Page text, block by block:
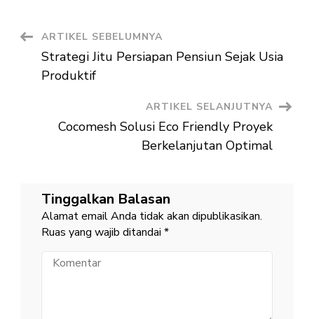
Navigasi
Artikel
ARTIKEL SEBELUMNYA
Strategi Jitu Persiapan Pensiun Sejak Usia
Produktif
ARTIKEL SELANJUTNYA
Cocomesh Solusi Eco Friendly Proyek
Berkelanjutan Optimal
Tinggalkan Balasan
Alamat email Anda tidak akan dipublikasikan.
Ruas yang wajib ditandai *
Komentar